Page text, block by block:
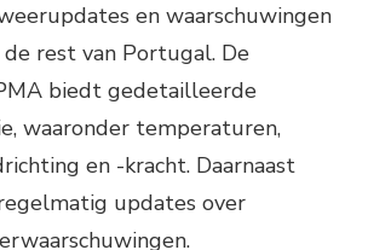
en waarschuwingen
de rest van Portugal. De
biedt gedetailleerde
waaronder temperaturen,
en -kracht. Daarnaast
updates over